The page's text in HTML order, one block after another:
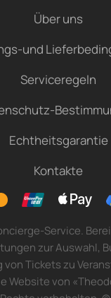
Über uns
und
Serviceregeln
Echtheitsgarantie
Kontakte
Service.
zur Auswahl,
von Tickets zu
Website von